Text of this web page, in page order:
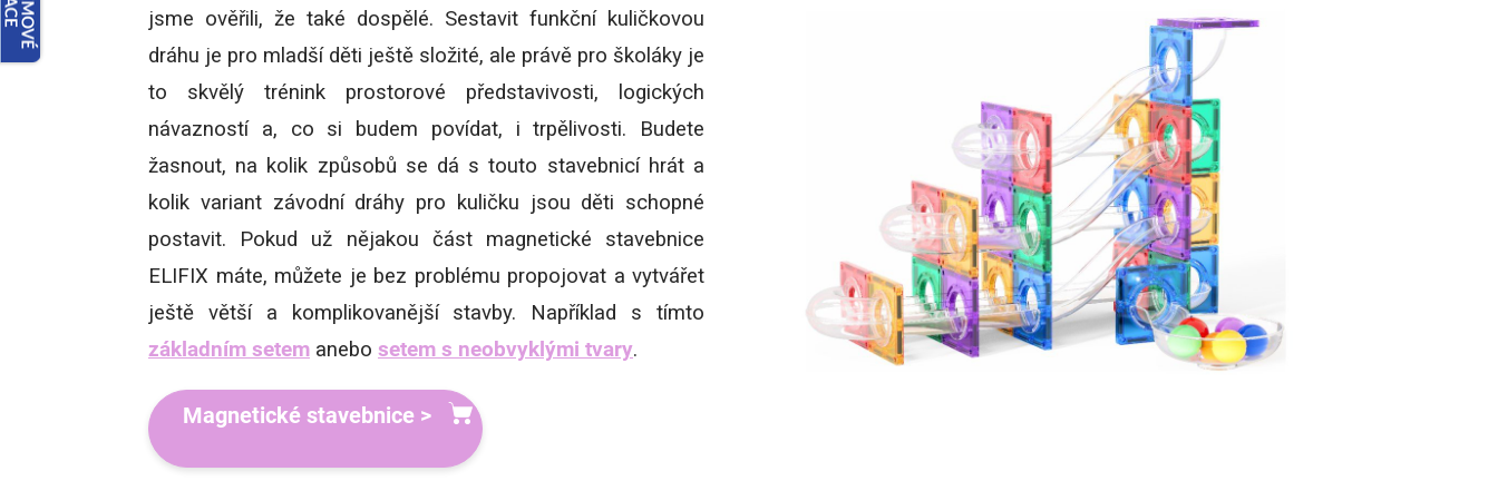
jsme ověřili, že také dospělé. Sestavit funkční kuličkovou
dráhu je pro mladší děti ještě složité, ale právě pro školáky je
to skvělý trénink prostorové představivosti, logických
návazností a, co si budem povídat, i trpělivosti. Budete
žasnout, na kolik způsobů se dá s touto stavebnicí hrát a
kolik variant závodní dráhy pro kuličku jsou děti schopné
postavit. Pokud už nějakou část magnetické stavebnice
ELIFIX máte, můžete je bez problému propojovat a vytvářet
ještě větší a komplikovanější stavby. Například s tímto
základním setem anebo setem s neobvyklými tvary.
Magnetické stavebnice >